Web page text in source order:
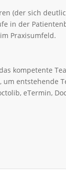
(der sich
in der
Praxisumfeld.
kompetente
entstehende
eTermin,